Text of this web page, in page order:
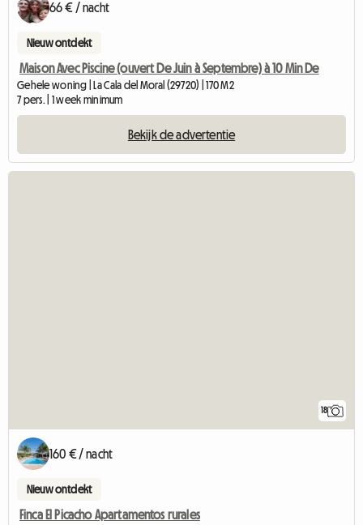
66 € / nacht
Nieuw ontdekt
Maison Avec Piscine (ouvert De Juin à Septembre) à 10 Min De
Gehele woning | La Cala del Moral (29720) | 170 M2
7 pers. | 1 week minimum
Bekijk de advertentie
18
160 € / nacht
Nieuw ontdekt
Finca El Picacho Apartamentos rurales